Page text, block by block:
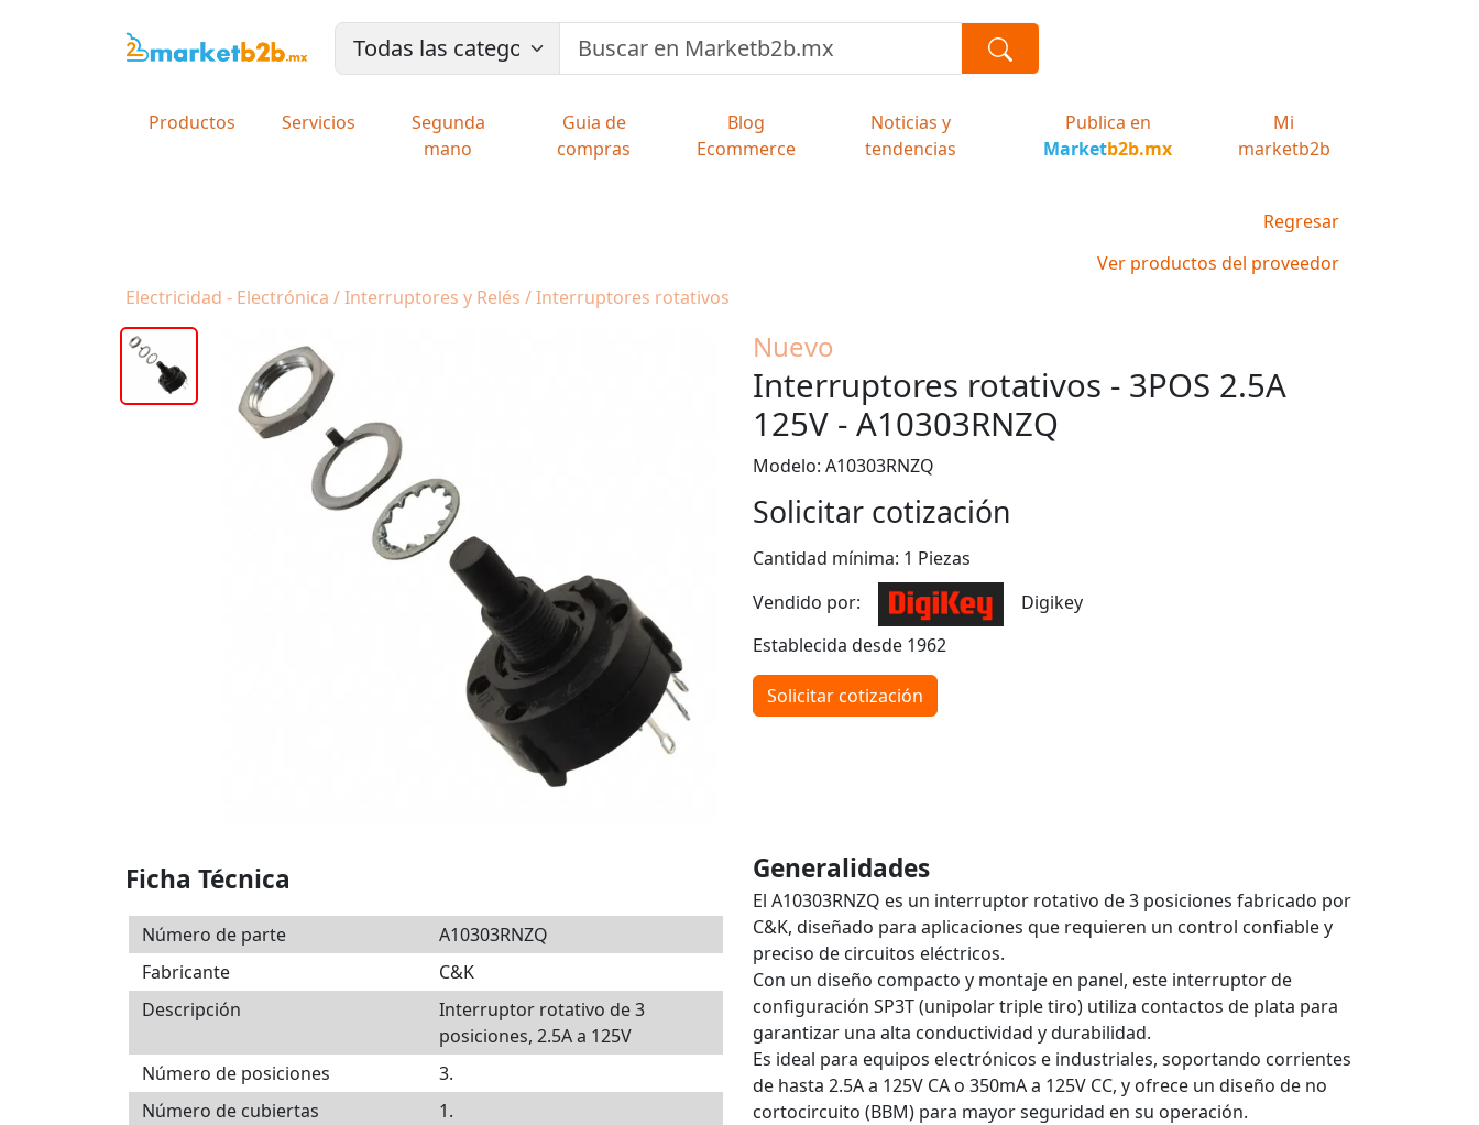
Productos Servicios
Segunda
mano
Guia de
compras
Blog
Ecommerce
Noticias y
tendencias
Publica en
Marketb2b.mx
Mi
marketb2b
Regresar
Ver productos del proveedor
Electricidad - Electrónica / Interruptores y Relés / Interruptores rotativos
Nuevo
Interruptores rotativos - 3POS 2.5A
125V - A10303RNZQ
Modelo: A10303RNZQ
Solicitar cotización
Cantidad mínima: 1 Piezas
Vendido por:
Digikey
Establecida desde 1962
Solicitar cotización
Ficha Técnica
Número de parte
A10303RNZQ
Fabricante
C&K
Descripción
Interruptor rotativo de 3
posiciones, 2.5A a 125V
Número de posiciones
3.
Número de cubiertas
1.
Generalidades
El A10303RNZQ es un interruptor rotativo de 3 posiciones fabricado por
C&K, diseñado para aplicaciones que requieren un control confiable y
preciso de circuitos eléctricos.
Con un diseño compacto y montaje en panel, este interruptor de
configuración SP3T (unipolar triple tiro) utiliza contactos de plata para
garantizar una alta conductividad y durabilidad.
Es ideal para equipos electrónicos e industriales, soportando corrientes
de hasta 2.5A a 125V CA o 350mA a 125V CC, y ofrece un diseño de no
cortocircuito (BBM) para mayor seguridad en su operación.